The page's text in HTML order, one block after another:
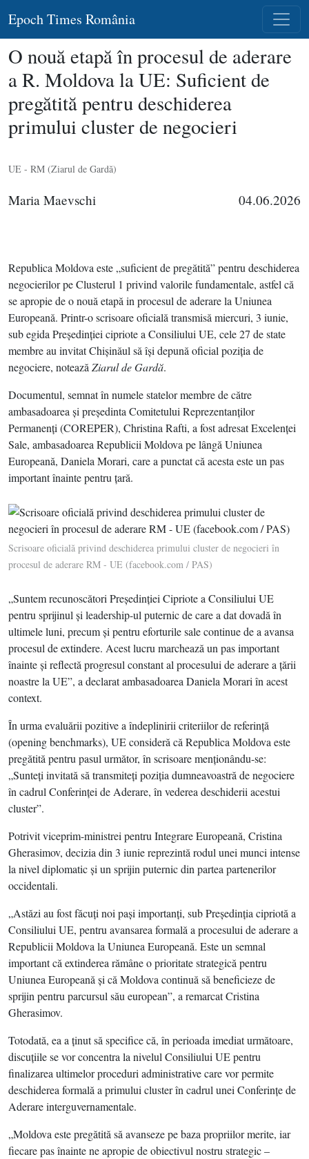
Epoch Times România
O nouă etapă în procesul de aderare
a R. Moldova la UE: Suficient de
pregătită pentru deschiderea
primului cluster de negocieri
UE - RM (Ziarul de Gardă)
Maria Maevschi 04.06.2026
Republica Moldova este „suficient de pregătită” pentru deschiderea
negocierilor pe Clusterul 1 privind valorile fundamentale, astfel că
se apropie de o nouă etapă in procesul de aderare la Uniunea
Europeană. Printr-o scrisoare oficială transmisă miercuri, 3 iunie,
sub egida Preşedinţiei cipriote a Consiliului UE, cele 27 de state
membre au invitat Chişinăul să îşi depună oficial poziţia de
negociere, notează Ziarul de Gardă.
Documentul, semnat în numele statelor membre de către
ambasadoarea şi preşedinta Comitetului Reprezentanţilor
Permanenţi (COREPER), Christina Rafti, a fost adresat Excelenţei
Sale, ambasadoarea Republicii Moldova pe lângă Uniunea
Europeană, Daniela Morari, care a punctat că acesta este un pas
important înainte pentru ţară.
Scrisoare oficială privind deschiderea primului cluster de negocieri în
procesul de aderare RM - UE (facebook.com / PAS)
„Suntem recunoscători Preşedinţiei Cipriote a Consiliului UE
pentru sprijinul şi leadership-ul puternic de care a dat dovadă în
ultimele luni, precum şi pentru eforturile sale continue de a avansa
procesul de extindere. Acest lucru marchează un pas important
înainte şi reflectă progresul constant al procesului de aderare a ţării
noastre la UE”, a declarat ambasadoarea Daniela Morari în acest
context.
În urma evaluării pozitive a îndeplinirii criteriilor de referinţă
(opening benchmarks), UE consideră că Republica Moldova este
pregătită pentru pasul următor, în scrisoare menţionându-se:
„Sunteţi invitată să transmiteţi poziţia dumneavoastră de negociere
în cadrul Conferinţei de Aderare, în vederea deschiderii acestui
cluster”.
Potrivit viceprim-ministrei pentru Integrare Europeană, Cristina
Gherasimov, decizia din 3 iunie reprezintă rodul unei munci intense
la nivel diplomatic şi un sprijin puternic din partea partenerilor
occidentali.
„Astăzi au fost făcuţi noi paşi importanţi, sub Preşedinţia cipriotă a
Consiliului UE, pentru avansarea formală a procesului de aderare a
Republicii Moldova la Uniunea Europeană. Este un semnal
important că extinderea rămâne o prioritate strategică pentru
Uniunea Europeană şi că Moldova continuă să beneficieze de
sprijin pentru parcursul său european”, a remarcat Cristina
Gherasimov.
Totodată, ea a ţinut să specifice că, în perioada imediat următoare,
discuţiile se vor concentra la nivelul Consiliului UE pentru
finalizarea ultimelor proceduri administrative care vor permite
deschiderea formală a primului cluster în cadrul unei Conferinţe de
Aderare interguvernamentale.
„Moldova este pregătită să avanseze pe baza propriilor merite, iar
fiecare pas înainte ne apropie de obiectivul nostru strategic –